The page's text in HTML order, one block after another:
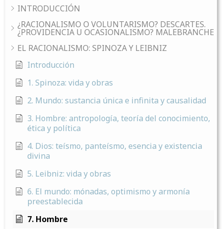
INTRODUCCIÓN
¿RACIONALISMO O VOLUNTARISMO? DESCARTES.
¿PROVIDENCIA U OCASIONALISMO? MALEBRANCHE
EL RACIONALISMO: SPINOZA Y LEIBNIZ
Introducción
1. Spinoza: vida y obras
2. Mundo: sustancia única e infinita y causalidad
3. Hombre: antropología, teoría del conocimiento,
ética y política
4. Dios: teísmo, panteísmo, esencia y existencia
divina
5. Leibniz: vida y obras
6. El mundo: mónadas, optimismo y armonía
preestablecida
7. Hombre